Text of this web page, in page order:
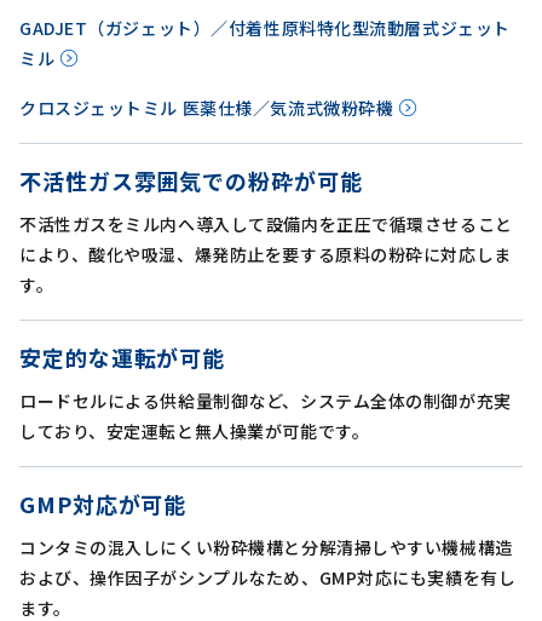
GADJET（ガジェット）／付着性原料特化型流動層式ジェット
ミル
クロスジェットミル 医薬仕様／気流式微粉砕機
不活性ガス雰囲気での粉砕が可能
不活性ガスをミル内へ導入して設備内を正圧で循環させること
により、酸化や吸湿、爆発防止を要する原料の粉砕に対応しま
す。
安定的な運転が可能
ロードセルによる供給量制御など、システム全体の制御が充実
しており、安定運転と無人操業が可能です。
GMP対応が可能
コンタミの混入しにくい粉砕機構と分解清掃しやすい機械構造
および、操作因子がシンプルなため、GMP対応にも実績を有し
ます。